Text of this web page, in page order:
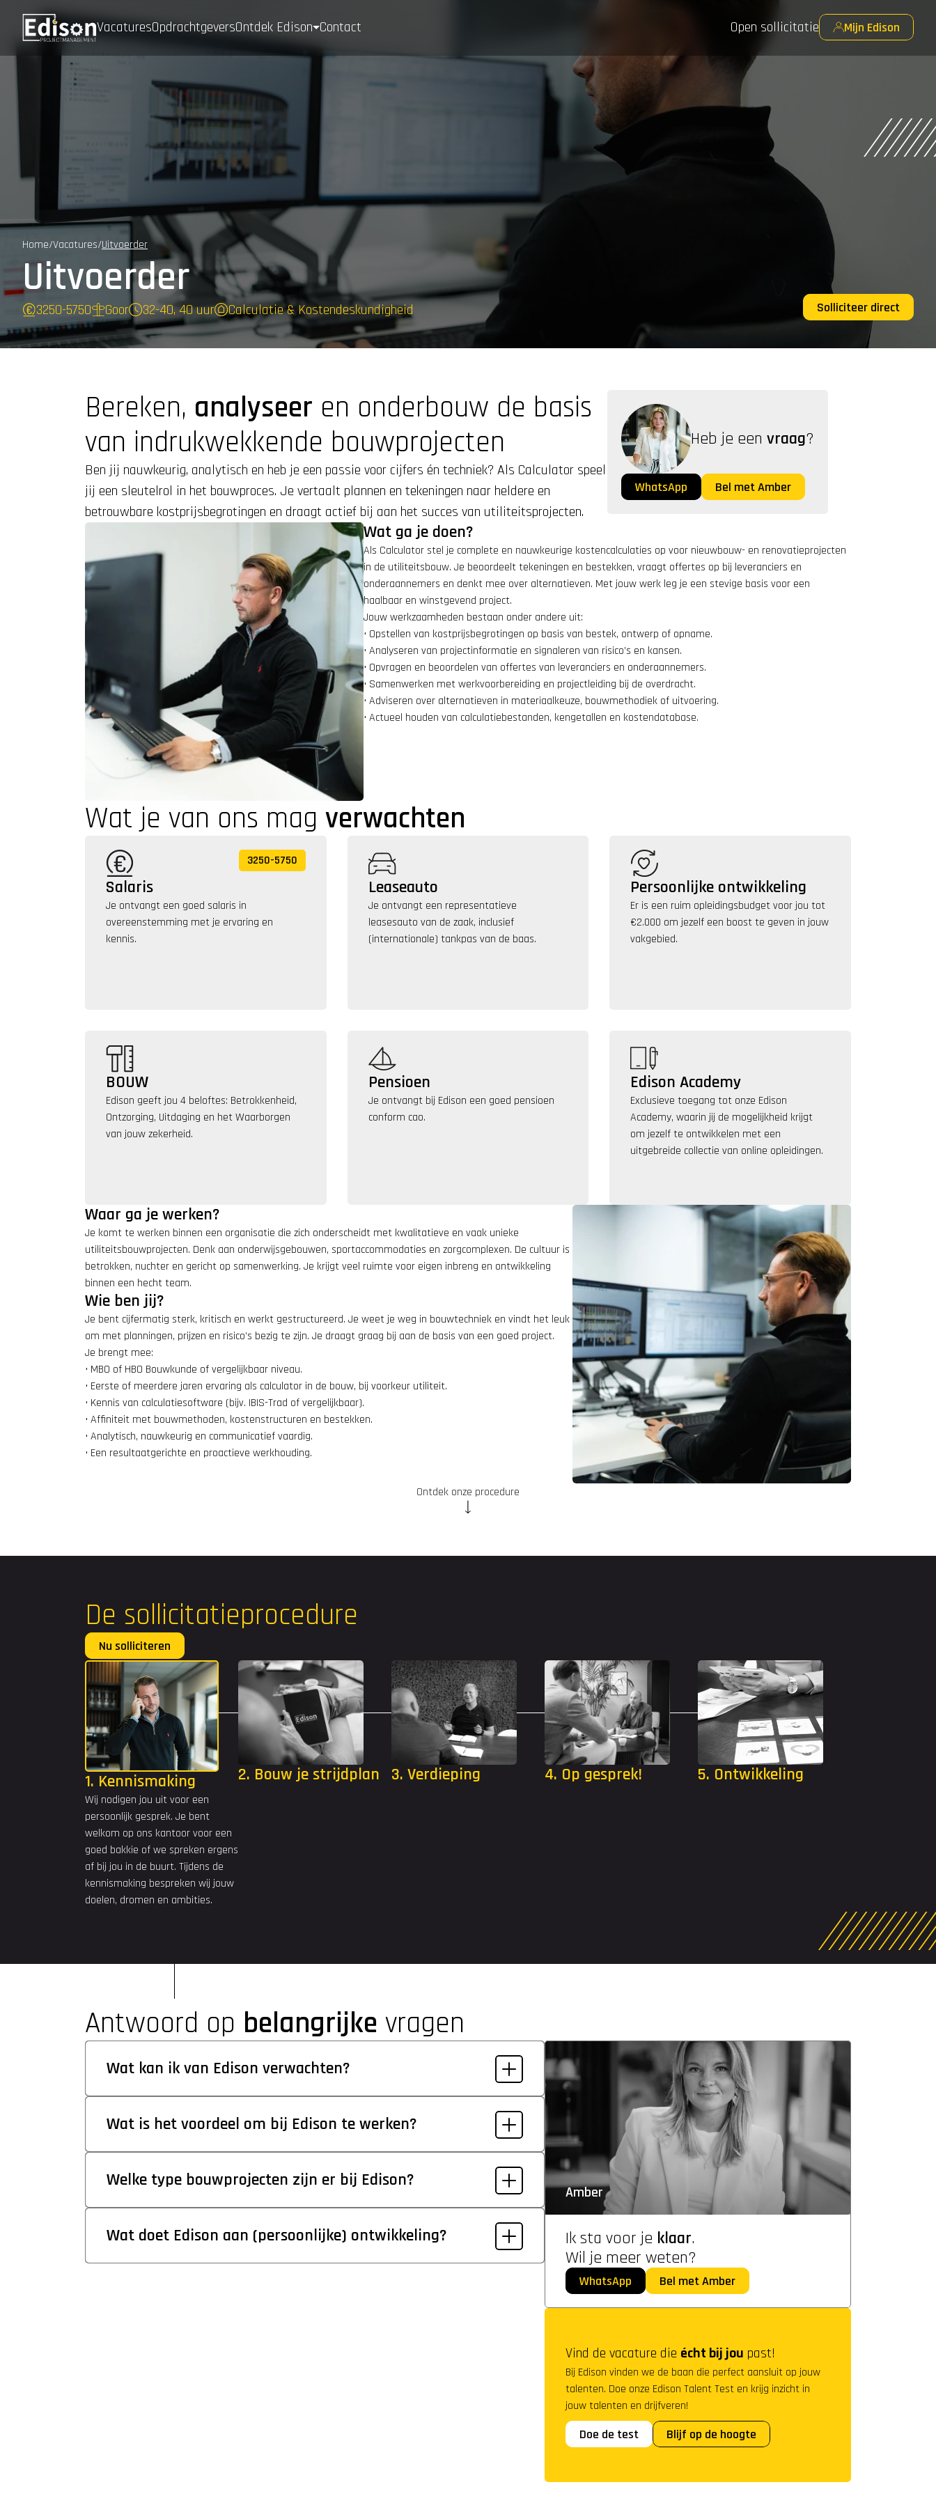
VacaturesOpdrachtgeversOntdek Edison Contact Open sollicitatie Mijn Edison
Home/Vacatures/Uitvoerder
Uitvoerder
3250-5750 Goor 32-40, 40 uur Calculatie & Kostendeskundigheid Solliciteer direct
Bereken, analyseer en onderbouw de basis
van indrukwekkende bouwprojecten
Ben jij nauwkeurig, analytisch en heb je een passie voor cijfers én techniek? Als Calculator speel
jij een sleutelrol in het bouwproces. Je vertaalt plannen en tekeningen naar heldere en
betrouwbare kostprijsbegrotingen en draagt actief bij aan het succes van utiliteitsprojecten.
Heb je een vraag?
WhatsApp Bel met Amber
Wat ga je doen?
Als Calculator stel je complete en nauwkeurige kostencalculaties op voor nieuwbouw- en renovatieprojecten
in de utiliteitsbouw. Je beoordeelt tekeningen en bestekken, vraagt offertes op bij leveranciers en
onderaannemers en denkt mee over alternatieven. Met jouw werk leg je een stevige basis voor een
haalbaar en winstgevend project.
Jouw werkzaamheden bestaan onder andere uit:
• Opstellen van kostprijsbegrotingen op basis van bestek, ontwerp of opname.
• Analyseren van projectinformatie en signaleren van risico’s en kansen.
• Opvragen en beoordelen van offertes van leveranciers en onderaannemers.
• Samenwerken met werkvoorbereiding en projectleiding bij de overdracht.
• Adviseren over alternatieven in materiaalkeuze, bouwmethodiek of uitvoering.
• Actueel houden van calculatiebestanden, kengetallen en kostendatabase.
Wat je van ons mag verwachten
3250-5750
Salaris
Je ontvangt een goed salaris in
overeenstemming met je ervaring en
kennis.
Leaseauto
Je ontvangt een representatieve
leasesauto van de zaak, inclusief
(internationale) tankpas van de baas.
Persoonlijke ontwikkeling
Er is een ruim opleidingsbudget voor jou tot
€2.000 om jezelf een boost te geven in jouw
vakgebied.
BOUW
Edison geeft jou 4 beloftes: Betrokkenheid,
Ontzorging, Uitdaging en het Waarborgen
van jouw zekerheid.
Pensioen
Je ontvangt bij Edison een goed pensioen
conform cao.
Edison Academy
Exclusieve toegang tot onze Edison
Academy, waarin jij de mogelijkheid krijgt
om jezelf te ontwikkelen met een
uitgebreide collectie van online opleidingen.
Waar ga je werken?
Je komt te werken binnen een organisatie die zich onderscheidt met kwalitatieve en vaak unieke
utiliteitsbouwprojecten. Denk aan onderwijsgebouwen, sportaccommodaties en zorgcomplexen. De cultuur is
betrokken, nuchter en gericht op samenwerking. Je krijgt veel ruimte voor eigen inbreng en ontwikkeling
binnen een hecht team.
Wie ben jij?
Je bent cijfermatig sterk, kritisch en werkt gestructureerd. Je weet je weg in bouwtechniek en vindt het leuk
om met planningen, prijzen en risico’s bezig te zijn. Je draagt graag bij aan de basis van een goed project.
Je brengt mee:
• MBO of HBO Bouwkunde of vergelijkbaar niveau.
• Eerste of meerdere jaren ervaring als calculator in de bouw, bij voorkeur utiliteit.
• Kennis van calculatiesoftware (bijv. IBIS-Trad of vergelijkbaar).
• Affiniteit met bouwmethoden, kostenstructuren en bestekken.
• Analytisch, nauwkeurig en communicatief vaardig.
• Een resultaatgerichte en proactieve werkhouding.
Ontdek onze procedure
De sollicitatieprocedure
Nu solliciteren
Voornaam
Achternaam
E-mail
Telefoon
Woonplaats
Upload je CV
1. Kennismaking
Wij nodigen jou uit voor een
persoonlijk gesprek. Je bent
welkom op ons kantoor voor een
goed bakkie of we spreken ergens
af bij jou in de buurt. Tijdens de
kennismaking bespreken wij jouw
doelen, dromen en ambities.
2. Bouw je strijdplan 3. Verdieping 4. Op gesprek! 5. Ontwikkeling
Antwoord op belangrijke vragen
Wat kan ik van Edison verwachten?
Wat is het voordeel om bij Edison te werken?
Welke type bouwprojecten zijn er bij Edison?
Wat doet Edison aan (persoonlijke) ontwikkeling?
Amber
Ik sta voor je klaar.
Wil je meer weten?
WhatsApp Bel met Amber
Vind de vacature die écht bij jou past!
Bij Edison vinden we de baan die perfect aansluit op jouw
talenten. Doe onze Edison Talent Test en krijg inzicht in
jouw talenten en drijfveren!
Doe de test Blijf op de hoogte